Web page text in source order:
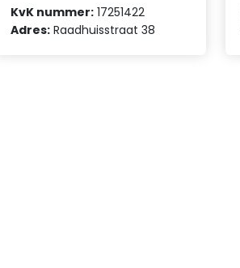
KvK nummer: 17251422
Adres: Raadhuisstraat 38